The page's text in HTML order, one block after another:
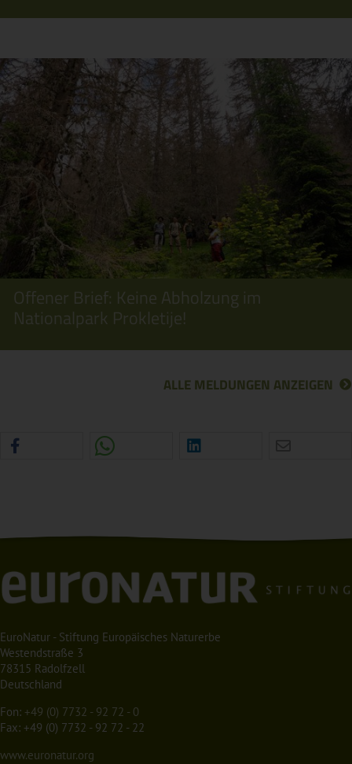
Offener Brief: Keine Abholzung im
Nationalpark Prokletije!
ALLE MELDUNGEN ANZEIGEN
EuroNatur - Stiftung Europäisches Naturerbe
Westendstraße 3
78315 Radolfzell
Deutschland
Fon: +49 (0) 7732 - 92 72 - 0
Fax: +49 (0) 7732 - 92 72 - 22
www.euronatur.org